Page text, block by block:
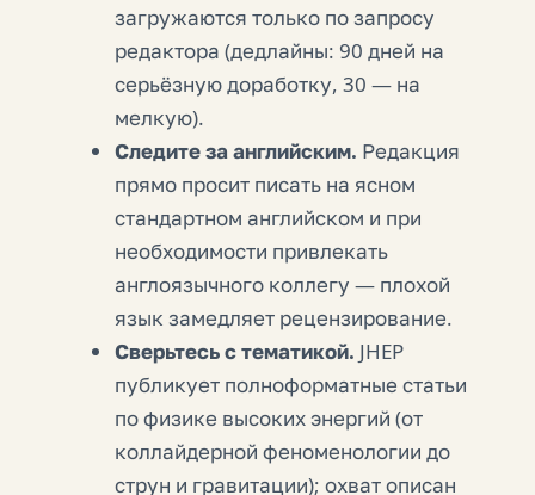
загружаются только по запросу
редактора (дедлайны: 90 дней на
серьёзную доработку, 30 — на
мелкую).
Следите за английским. Редакция
прямо просит писать на ясном
стандартном английском и при
необходимости привлекать
англоязычного коллегу — плохой
язык замедляет рецензирование.
Сверьтесь с тематикой. JHEP
публикует полноформатные статьи
по физике высоких энергий (от
коллайдерной феноменологии до
струн и гравитации); охват описан